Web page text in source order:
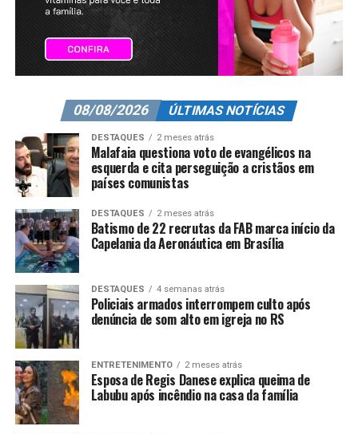
08/08/2026 ÚLTIMAS NOTÍCIAS
DESTAQUES 2 meses atrás
Malafaia questiona voto de evangélicos na
esquerda e cita perseguição a cristãos em
países comunistas
DESTAQUES 2 meses atrás
Batismo de 22 recrutas da FAB marca início da
Capelania da Aeronáutica em Brasília
DESTAQUES 4 semanas atrás
Policiais armados interrompem culto após
denúncia de som alto em igreja no RS
ENTRETENIMENTO 2 meses atrás
Esposa de Regis Danese explica queima de
Labubu após incêndio na casa da família